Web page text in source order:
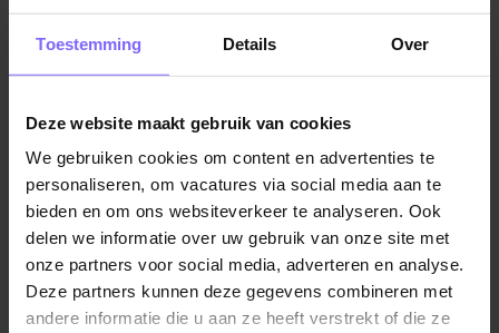
Toestemming Details Over
Deze website maakt gebruik van cookies
We gebruiken cookies om content en advertenties te
personaliseren, om vacatures via social media aan te
bieden en om ons websiteverkeer te analyseren. Ook
delen we informatie over uw gebruik van onze site met
onze partners voor social media, adverteren en analyse.
Deze partners kunnen deze gegevens combineren met
andere informatie die u aan ze heeft verstrekt of die ze
bepalen wie ze verzorgen. Krapte betekent keuzes
maken. Dit betekent dat we langer moeten wachten
In zo'n situatie is het belangrijkste om mensen met de
grootste problemen op de eerste plaats te zetten,
zodat ze niet achteraan in de rij belanden.
Bron: Nos.nl